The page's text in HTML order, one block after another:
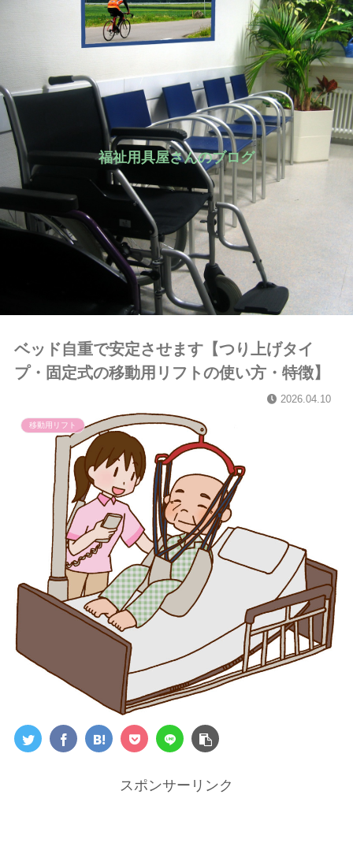
福祉用具屋さんのブログ
ベッド自重で安定させます【つり上げタイ
プ・固定式の移動用リフトの使い方・特徴】
2026.04.10
移動用リフト
スポンサーリンク